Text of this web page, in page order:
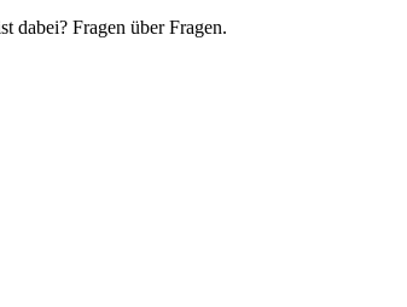
dabei? Fragen über Fragen.